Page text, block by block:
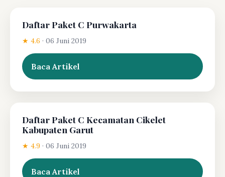
Daftar Paket C Purwakarta
★ 4.6 · 06 Juni 2019
Baca Artikel
Daftar Paket C Kecamatan Cikelet
Kabupaten Garut
★ 4.9 · 06 Juni 2019
Baca Artikel